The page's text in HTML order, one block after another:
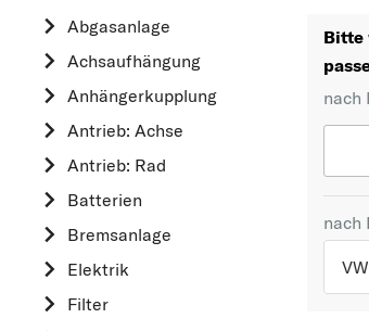
Abgasanlage
Achsaufhängung
Anhängerkupplung
Antrieb: Achse
Antrieb: Rad
Batterien
Bremsanlage
Elektrik
Filter
Bitte
nach
nach
VW